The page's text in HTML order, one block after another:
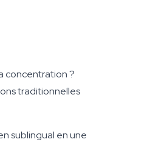
concentration ?
traditionnelles
sublingual en une